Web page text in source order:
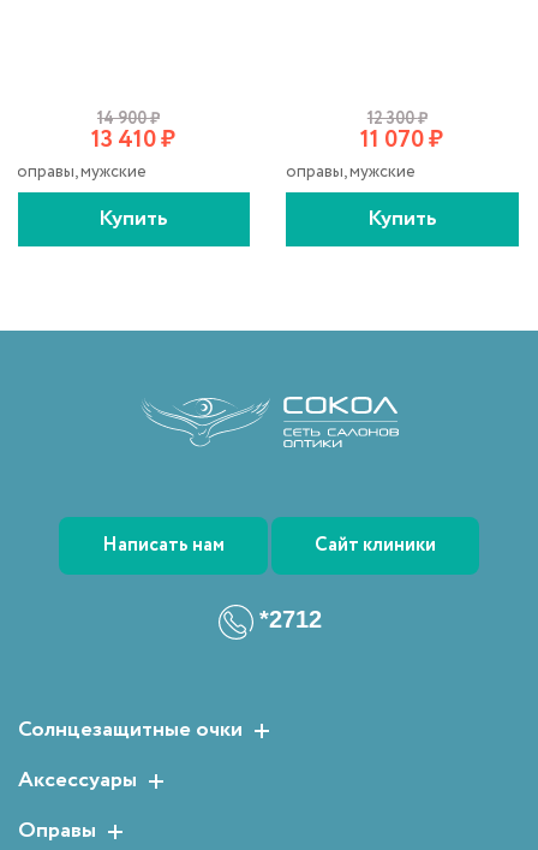
14 900₽
13 410₽
оправы, мужские
Купить
12 300₽
11 070₽
оправы, мужские
Купить
Написать нам Сайт клиники
*2712
Солнцезащитные очки
Детские солнцезащитные очки
Аксессуары
Оправы